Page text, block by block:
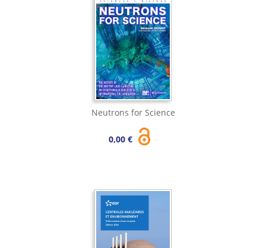
Neutrons for Science
0,00 €